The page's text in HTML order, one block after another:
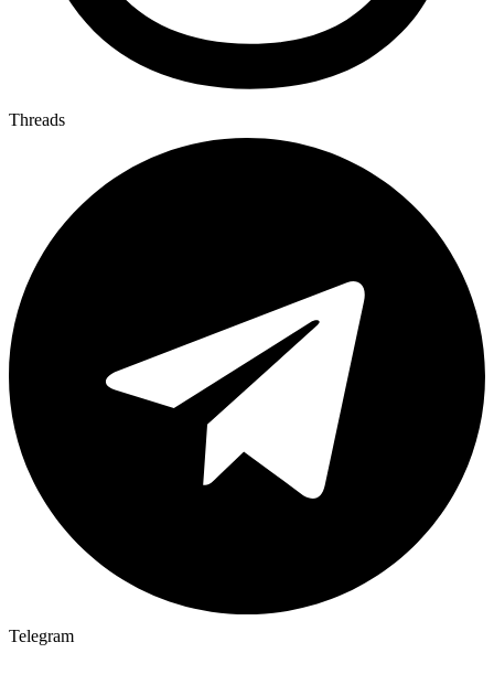
Threads
Telegram